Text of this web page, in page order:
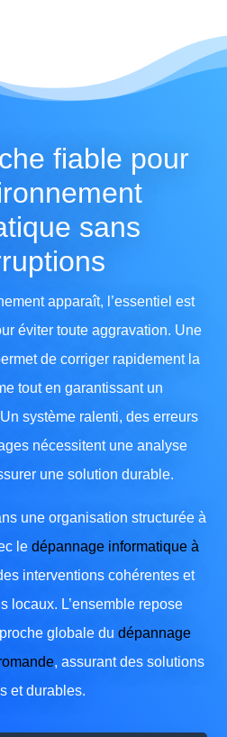
fiable pour
sans
apparaît, l’essentiel est
éviter toute aggravation. Une
de corriger rapidement la
tout en garantissant un
système ralenti, des erreurs
nécessitent une analyse
une solution durable.
une organisation structurée à
le dépannage informatique à
interventions cohérentes et
locaux. L’ensemble repose
globale du dépannage
, assurant des solutions
et durables.